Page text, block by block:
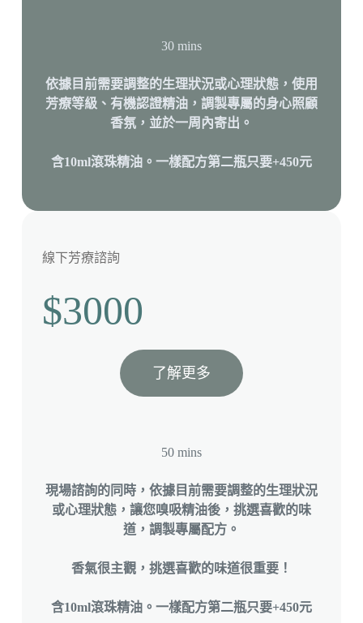
30 mins
依據目前需要調整的生理狀況或心理狀態，使用
芳療等級、有機認證精油，調製專屬的身心照顧
香氛，並於一周內寄出。
含10ml滾珠精油。一樣配方第二瓶只要+450元
線下芳療諮詢
$3000
了解更多
50 mins
現場諮詢的同時，依據目前需要調整的生理狀況
或心理狀態，讓您嗅吸精油後，挑選喜歡的味
道，調製專屬配方。
香氣很主觀，挑選喜歡的味道很重要！
含10ml滾珠精油。一樣配方第二瓶只要+450元